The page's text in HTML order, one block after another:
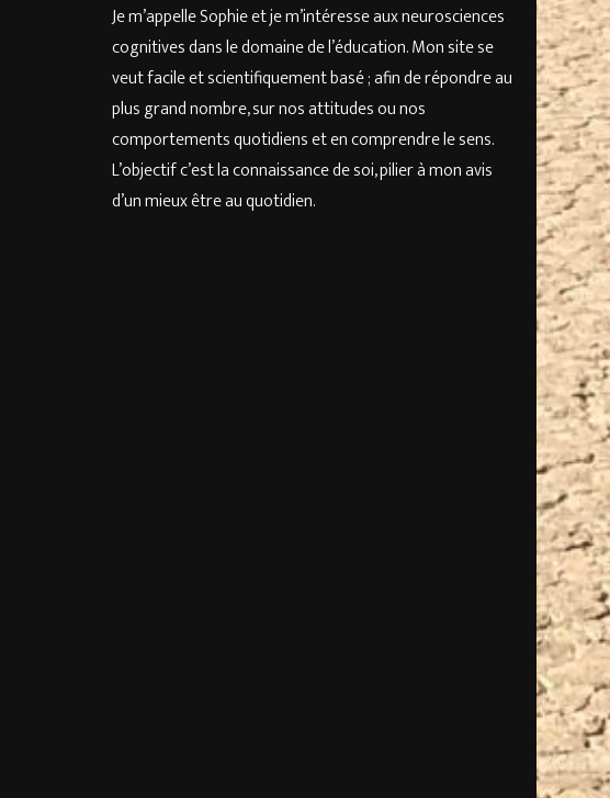
Je m’appelle Sophie et je m’intéresse aux neurosciences
cognitives dans le domaine de l’éducation. Mon site se
veut facile et scientifiquement basé ; afin de répondre au
plus grand nombre, sur nos attitudes ou nos
comportements quotidiens et en comprendre le sens.
L’objectif c’est la connaissance de soi, pilier à mon avis
d’un mieux être au quotidien.